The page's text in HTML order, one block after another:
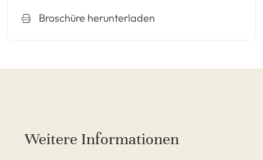
Broschüre herunterladen
Weitere Informationen